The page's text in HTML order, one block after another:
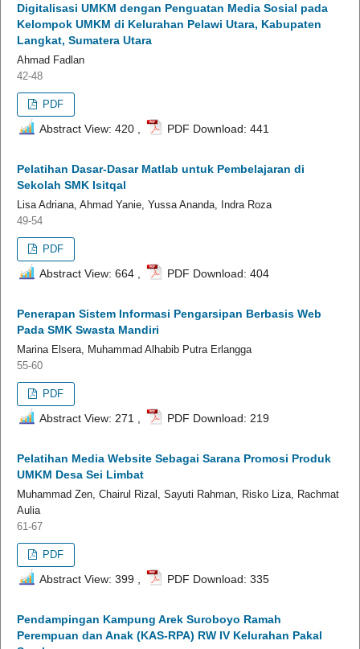
Digitalisasi UMKM dengan Penguatan Media Sosial pada
Kelompok UMKM di Kelurahan Pelawi Utara, Kabupaten
Langkat, Sumatera Utara
Ahmad Fadlan
42-48
PDF
Abstract View: 420 , PDF Download: 441
Pelatihan Dasar-Dasar Matlab untuk Pembelajaran di
Sekolah SMK Isitqal
Lisa Adriana, Ahmad Yanie, Yussa Ananda, Indra Roza
49-54
PDF
Abstract View: 664 , PDF Download: 404
Penerapan Sistem Informasi Pengarsipan Berbasis Web
Pada SMK Swasta Mandiri
Marina Elsera, Muhammad Alhabib Putra Erlangga
55-60
PDF
Abstract View: 271 , PDF Download: 219
Pelatihan Media Website Sebagai Sarana Promosi Produk
UMKM Desa Sei Limbat
Muhammad Zen, Chairul Rizal, Sayuti Rahman, Risko Liza, Rachmat
Aulia
61-67
PDF
Abstract View: 399 , PDF Download: 335
Pendampingan Kampung Arek Suroboyo Ramah
Perempuan dan Anak (KAS-RPA) RW IV Kelurahan Pakal